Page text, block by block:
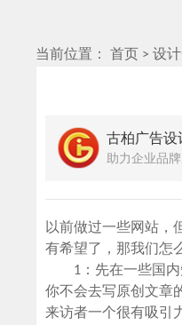
当前位置： 首页 >设
古柏广告设
助力企业品
以前做过一些网站，
有希望了，那我们怎
1：先在一些国内
你不会去写原创文章
来访者一个很有吸引